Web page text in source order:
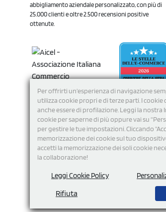
Per offrirti un'esperienza di navigazione
utilizza cookie propri e di terze parti. I
anche essere di profilazione. Leggi la nostra
cookie per saperne di più oppure vai su
per gestire le tue impostazioni. Cliccando
memorizzazione dei cookie sul tuo
accetti la memorizzazione dei soli cookie
la collaborazione!
Leggi Cookie Policy
Rifiuta
abbigliamento aziendale personalizzato, con più di
25.000 clienti e oltre 2.500 recensioni positive
ottenute.
Seguici